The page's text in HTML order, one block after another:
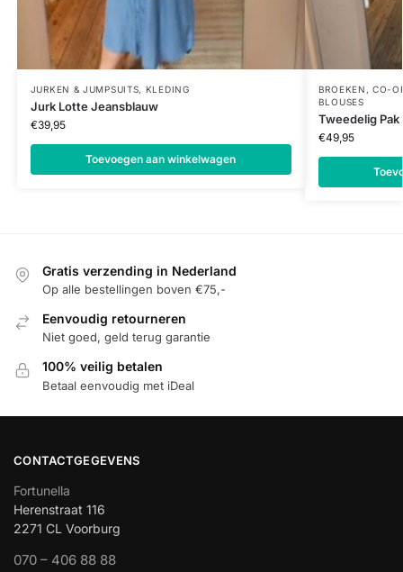
JURKEN & JUMPSUITS, KLEDING
Jurk Lotte Jeansblauw
€39,95
Toevoegen aan winkelwagen
BROEKEN ,CO-
BLOUSES
Tweedelig
€49,95
Gratis verzending in Nederland
Op alle bestellingen boven €75,-
Eenvoudig retourneren
Niet goed, geld terug garantie
100% veilig betalen
Betaal eenvoudig met iDeal
CONTACTGEGEVENS
Fortunella
Herenstraat 116
2271 CL Voorburg
070 – 406 88 88